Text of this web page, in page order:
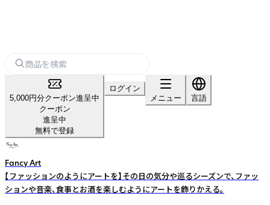
5,000円分クーポン進呈中
クーポン
進呈中
無料で登録
ログイン
メニュー
言語
Fancy Art
【ファッションのようにアートを】その日の気分や巡るシーズンで、ファッ
ションや音楽、食事とお酒を楽しむようにアートを飾りかえる。